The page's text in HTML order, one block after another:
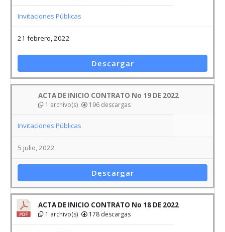
Invitaciones Públicas
21 febrero, 2022
Descargar
ACTA DE INICIO CONTRATO No 19 DE 2022
1 archivo(s) 196 descargas
Invitaciones Públicas
5 julio, 2022
Descargar
ACTA DE INICIO CONTRATO No 18 DE 2022
1 archivo(s) 178 descargas